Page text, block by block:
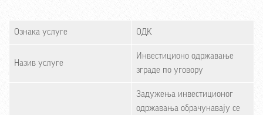
Ознака услуге ОДК
Назив услуге
Инвестиционо одржавање
зграде по уговору
Задужења инвестиционог
одржавања обрачунавају се